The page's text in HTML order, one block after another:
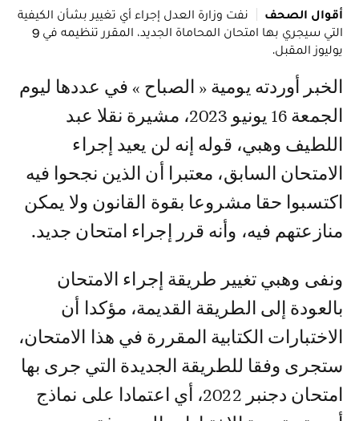
أقوال الصحف
نفت وزارة العدل إجراء أي تغيير بشأن الكيفية
التي سيجري بها امتحان المحاماة الجديد، المقرر تنظيمه في 9
يوليوز المقبل.
الخبر أوردته يومية « الصباح » في عددها ليوم
الجمعة 16 يونيو 2023، مشيرة نقلا عبد
اللطيف وهبي، قوله إنه لن يعيد إجراء
الامتحان السابق، معتبرا أن الذين نجحوا فيه
اكتسبوا حقا مشروعا بقوة القانون ولا يمكن
منازعتهم فيه، وأنه قرر إجراء امتحان جديد.
ونفى وهبي تغيير طريقة إجراء الامتحان
بالعودة إلى الطريقة القديمة، مؤكدا أن
الاختبارات الكتابية المقررة في هذا الامتحان،
ستجرى وفقا للطريقة الجديدة التي جرى بها
امتحان دجنبر 2022، أي اعتمادا على نماذج